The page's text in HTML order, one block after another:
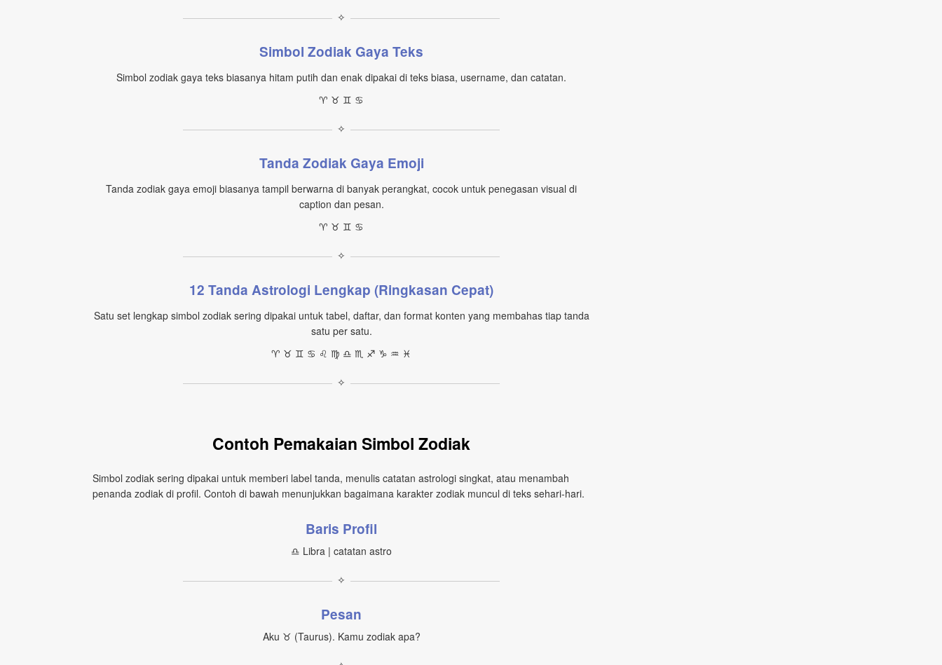
✧
Simbol Zodiak Gaya Teks
Simbol zodiak gaya teks biasanya hitam putih dan enak dipakai di teks biasa, username, dan catatan.
♈︎ ♉︎ ♊︎ ♋︎
✧
Tanda Zodiak Gaya Emoji
Tanda zodiak gaya emoji biasanya tampil berwarna di banyak perangkat, cocok untuk penegasan visual di
caption dan pesan.
♈ ♉ ♊ ♋
✧
12 Tanda Astrologi Lengkap (Ringkasan Cepat)
Satu set lengkap simbol zodiak sering dipakai untuk tabel, daftar, dan format konten yang membahas tiap tanda
satu per satu.
♈︎ ♉︎ ♊︎ ♋︎ ♌︎ ♍︎ ♎︎ ♏︎ ♐︎ ♑︎ ♒︎ ♓︎
✧
Contoh Pemakaian Simbol Zodiak
Simbol zodiak sering dipakai untuk memberi label tanda, menulis catatan astrologi singkat, atau menambah
penanda zodiak di profil. Contoh di bawah menunjukkan bagaimana karakter zodiak muncul di teks sehari‑hari.
Baris Profil
♎︎ Libra | catatan astro
✧
Pesan
Aku ♉︎ (Taurus). Kamu zodiak apa?